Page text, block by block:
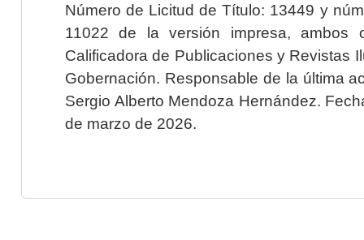
Número de Licitud de Título: 13449 y
11022 de la versión impresa, ambos
Calificadora de Publicaciones y Revistas
Gobernación. Responsable de la última
Sergio Alberto Mendoza Hernández.
de marzo de 2026.